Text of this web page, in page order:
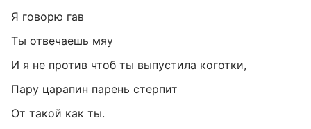
Я говорю гав
Ты отвечаешь мяу
И я не против чтоб ты выпустила коготки,
Пару царапин парень стерпит
От такой как ты.